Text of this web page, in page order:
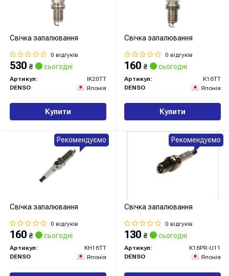
Свічка запалювання
0 відгуків
530 ₴ сьогодні
Артикул:
IK20TT
DENSO
Японія
Купити
Свічка запалювання
0 відгуків
160 ₴ сьогодні
Артикул:
K16TT
DENSO
Японія
Купити
Свічка запалювання
0 відгуків
160 ₴ сьогодні
Артикул:
KH16TT
DENSO
Японія
Рекомендуємо
Свічка запалювання
0 відгуків
130 ₴ сьогодні
Артикул:
K16PR-U11
DENSO
Японія
Рекомендуємо